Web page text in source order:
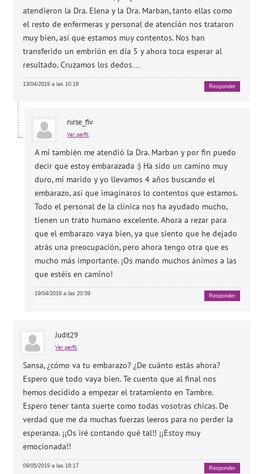
atendieron la Dra. Elena y la Dra. Marban, tanto ellas como
el resto de enfermeras y personal de atención nos trataron
muy bien, así que estamos muy contentos. Nos han
transferido un embrión en día 5 y ahora toca esperar al
resultado. Cruzamos los dedos…
13/04/2019 a las 10:18 Responder
nirse_fiv
Ver perfil
A mi también me atendió la Dra. Marban y por fin puedo
decir que estoy embarazada :) Ha sido un camino muy
duro, mi marido y yo llevamos 4 años buscando el
embarazo, así que imaginaros lo contentos que estamos.
Todo el personal de la clínica nos ha ayudado mucho,
tienen un trato humano excelente. Ahora a rezar para
que el embarazo vaya bien, ya que siento que he dejado
atrás una preocupación, pero ahora tengo otra que es
mucho más importante. ¡Os mando muchos ánimos a las
que estéis en camino!
19/04/2019 a las 20:59 Responder
Judit29
Ver perfil
Sansa, ¿cómo va tu embarazo? ¿De cuánto estás ahora?
Espero que todo vaya bien. Te cuento que al final nos
hemos decidido a empezar el tratamiento en Tambre.
Espero tener tanta suerte como todas vosotras chicas. De
verdad que me da muchas fuerzas leeros para no perder la
esperanza. ¡¡Os iré contando qué tal!! ¡¡Estoy muy
emocionada!!
09/05/2019 a las 18:17 Responder